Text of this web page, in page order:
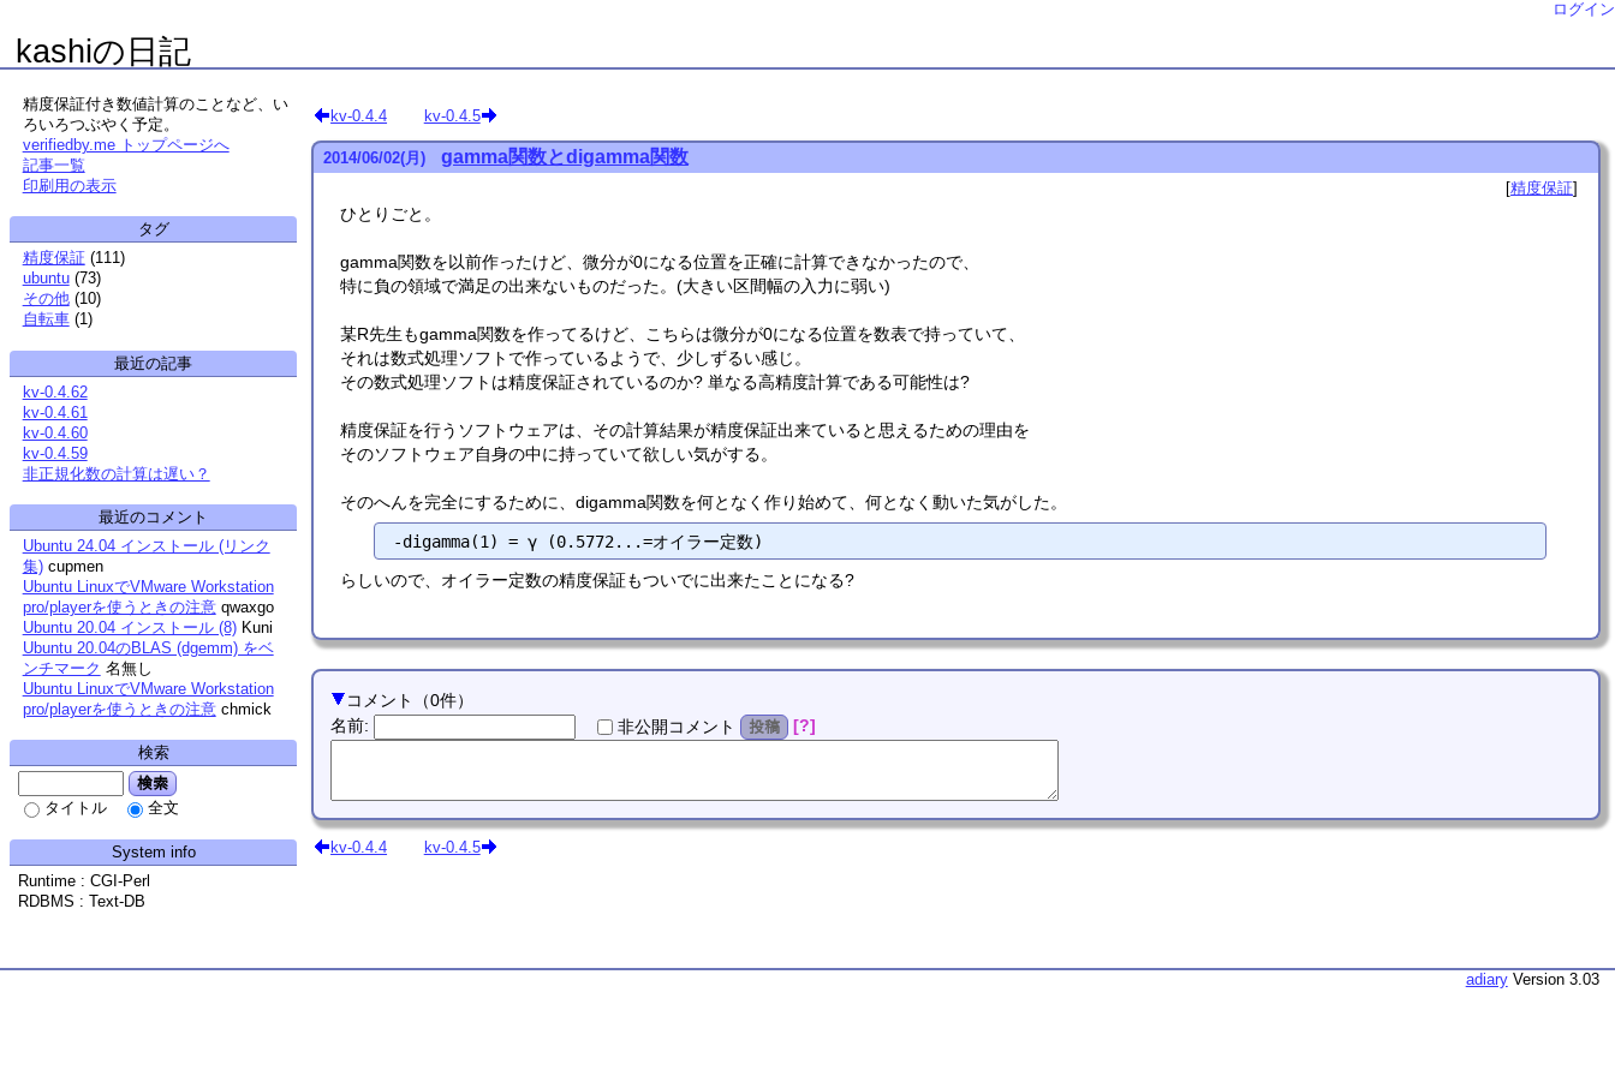
ログイン
kashiの日記
kv-0.4.4 kv-0.4.5
2014/06/02(月) gamma関数とdigamma関数
精度保証
ひとりごと。
gamma関数を以前作ったけど、微分が0になる位置を正確に計算できなかったので、
特に負の領域で満足の出来ないものだった。(大きい区間幅の入力に弱い)
某R先生もgamma関数を作ってるけど、こちらは微分が0になる位置を数表で持っていて、
それは数式処理ソフトで作っているようで、少しずるい感じ。
その数式処理ソフトは精度保証されているのか? 単なる高精度計算である可能性は?
精度保証を行うソフトウェアは、その計算結果が精度保証出来ていると思えるための理由を
そのソフトウェア自身の中に持っていて欲しい気がする。
そのへんを完全にするために、digamma関数を何となく作り始めて、何となく動いた気がした。
らしいので、オイラー定数の精度保証もついでに出来たことになる?
コメント （0件）
名前: 非公開 コメント 投稿 ?
kv-0.4.4 kv-0.4.5
精度保証付き数値計算のことなど、い
ろいろつぶやく予定。
verifiedby.me トップページへ
記事一覧
印刷用の表示
タグ
精度保証 (111)
ubuntu (73)
その他 (10)
自転車 (1)
最近の記事
kv-0.4.62
kv-0.4.61
kv-0.4.60
kv-0.4.59
非正規化数の計算は遅い？
最近のコメント
Ubuntu 24.04 インストール (リンク
集) cupmen
Ubuntu LinuxでVMware Workstation
pro/playerを使うときの注意 qwaxgo
Ubuntu 20.04 インストール (8) Kuni
Ubuntu 20.04のBLAS (dgemm) をベ
ンチマーク 名無し
Ubuntu LinuxでVMware Workstation
pro/playerを使うときの注意 chmick
検索
検索
タイトル 全文
System info
Runtime : CGI-Perl
RDBMS : Text-DB
adiaryVersion 3.03